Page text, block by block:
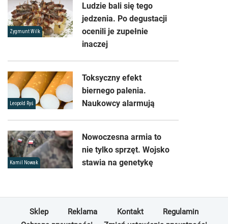
Zygmunt Wilk
Ludzie bali się tego
jedzenia. Po degustacji
ocenili je zupełnie
inaczej
Leopold Ryś
Toksyczny efekt
biernego palenia.
Naukowcy alarmują
Kamil Nowak
Nowoczesna armia to
nie tylko sprzęt. Wojsko
stawia na genetykę
Sklep Reklama Kontakt
Regulamin